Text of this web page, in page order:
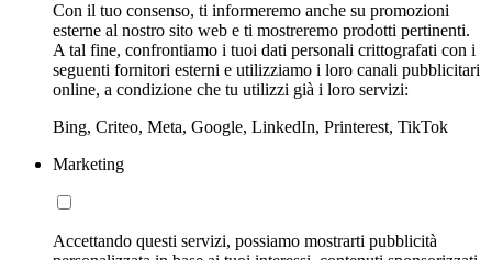
Con il tuo consenso, ti informeremo anche su promozioni
esterne al nostro sito web e ti mostreremo prodotti pertinenti.
A tal fine, confrontiamo i tuoi dati personali crittografati con i
seguenti fornitori esterni e utilizziamo i loro canali pubblicitari
online, a condizione che tu utilizzi già i loro servizi:
Bing, Criteo, Meta, Google, LinkedIn, Printerest, TikTok
Marketing
Accettando questi servizi, possiamo mostrarti pubblicità